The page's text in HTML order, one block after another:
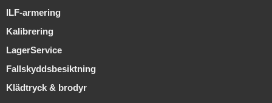
ILF-armering
Kalibrering
LagerService
Fallskyddsbesiktning
Klädtryck & brodyr